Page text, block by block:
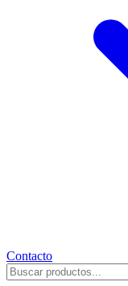
Contacto